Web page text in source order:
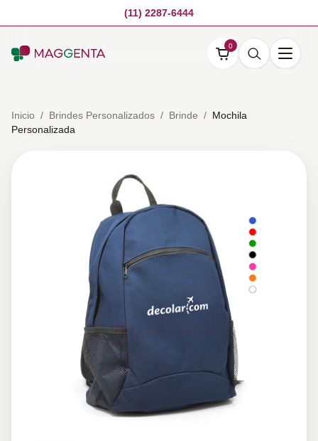
(11) 2287-6444
0
Inicio / Brindes Personalizados / Brinde / Mochila
Personalizada